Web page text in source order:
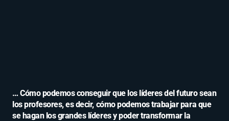
… Cómo podemos conseguir que los líderes del futuro sean
los profesores, es decir, cómo podemos trabajar para que
se hagan los grandes líderes y poder transformar la